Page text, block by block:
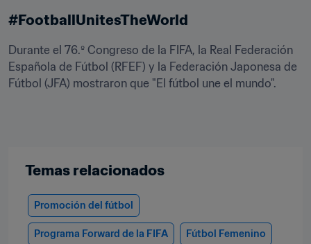
#FootballUnitesTheWorld
Durante el 76.º Congreso de la FIFA, la Real Federación
Española de Fútbol (RFEF) y la Federación Japonesa de
Fútbol (JFA) mostraron que "El fútbol une el mundo".
Temas relacionados
Promoción del fútbol
Programa Forward de la FIFA Fútbol Femenino